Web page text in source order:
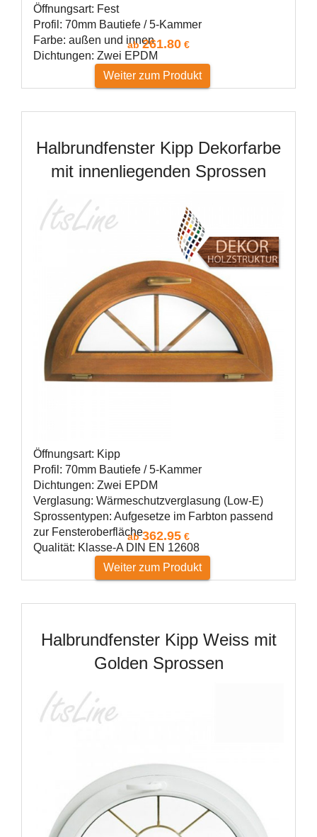
Öffnungsart: Fest
Profil: 70mm Bautiefe / 5-Kammer
Farbe: außen und innen
Dichtungen: Zwei EPDM
ab261.80 €
Weiter zum Produkt
Halbrundfenster Kipp Dekorfarbe
mit innenliegenden Sprossen
Öffnungsart: Kipp
Profil: 70mm Bautiefe / 5-Kammer
Dichtungen: Zwei EPDM
Verglasung: Wärmeschutzverglasung (Low-E)
Sprossentypen: Aufgesetze im Farbton passend
zur Fensteroberfläche
Qualität: Klasse-A DIN EN 12608
ab362.95 €
Weiter zum Produkt
Halbrundfenster Kipp Weiss mit
Golden Sprossen